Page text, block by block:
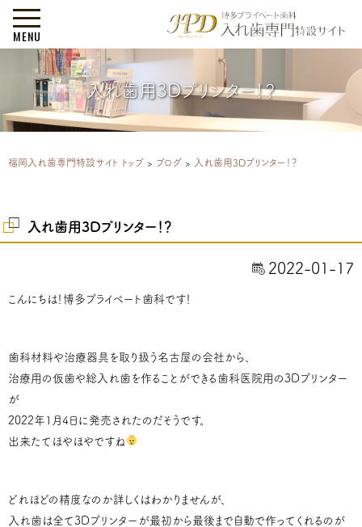
MENU
入れ歯用3Dプリンター！？
福岡入れ歯専門特設サイト トップ > ブログ > 入れ歯用3Dプリンター！？
入れ歯用3Dプリンター！？
2022-01-17
こんにちは！博多プライベート歯科です！
歯科材料や治療器具を取り扱う名古屋の会社から、
治療用の仮歯や総入れ歯を作ることができる歯科医院用の3Dプリンター
が
2022年1月4日に発売されたのだそうです。
出来たてほやほやですね
どれほどの精度なのか詳しくはわかりませんが、
入れ歯は全て3Dプリンターが最初から最後まで自動で作ってくれるのが